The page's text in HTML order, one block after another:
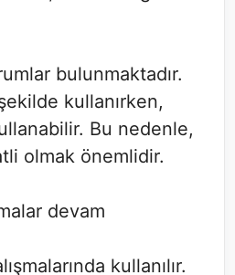
bulunmaktadır.
kullanırken,
Bu nedenle,
olmak önemlidir.
devam
kullanılır.